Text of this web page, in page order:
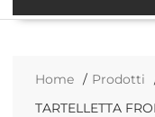
Home
Prodotti
TARTELLETTA